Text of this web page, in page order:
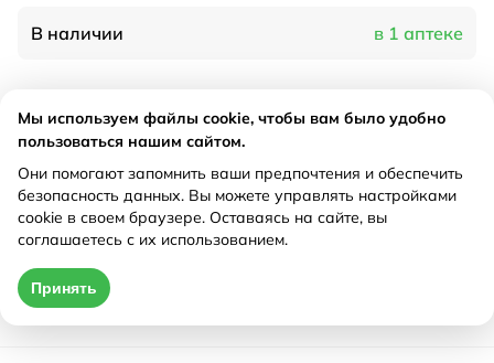
В наличии в 1 аптеке
Характеристики
Рецепт
Не требуется
от 2 906,88 ₽
Мы используем файлы cookie, чтобы вам было удобно
пользоваться нашим сайтом.
Они помогают запомнить ваши предпочтения и обеспечить
безопасность данных. Вы можете управлять настройками
cookie в своем браузере. Оставаясь на сайте, вы
соглашаетесь с их использованием.
Принять